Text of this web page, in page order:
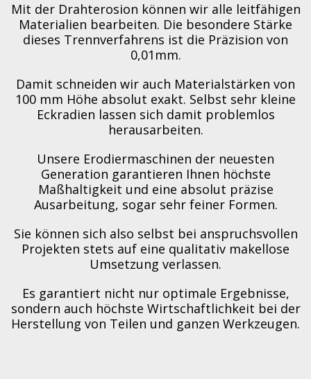
Mit der Drahterosion können wir alle leitfähigen
Materialien bearbeiten. Die besondere Stärke
dieses Trennverfahrens ist die Präzision von
0,01mm.
Damit schneiden wir auch Materialstärken von
100 mm Höhe absolut exakt. Selbst sehr kleine
Eckradien lassen sich damit problemlos
herausarbeiten.
Unsere Erodiermaschinen der neuesten
Generation garantieren Ihnen höchste
Maßhaltigkeit und eine absolut präzise
Ausarbeitung, sogar sehr feiner Formen.
Sie können sich also selbst bei anspruchsvollen
Projekten stets auf eine qualitativ makellose
Umsetzung verlassen.
Es garantiert nicht nur optimale Ergebnisse,
sondern auch höchste Wirtschaftlichkeit bei der
Herstellung von Teilen und ganzen Werkzeugen.